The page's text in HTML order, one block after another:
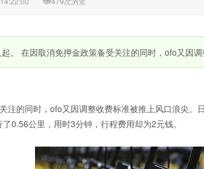
。 在因取消免押金政策备受关注的同时，ofo又因
注的同时，ofo又因调整收费标准被推上风口浪尖
0.56公里，用时3分钟，行程费用却为2元钱。